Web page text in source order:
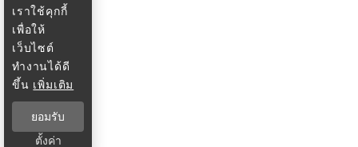
เราใช้คุกกี้
เพื่อให้
เว็บไซต์
ทำงานได้ดี
ขึ้น เพิ่มเติม
ยอมรับ
ตั้งค่า